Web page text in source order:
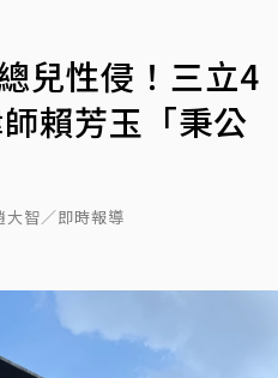
兒性侵！三立4
賴芳玉「秉公
大智／即時報導